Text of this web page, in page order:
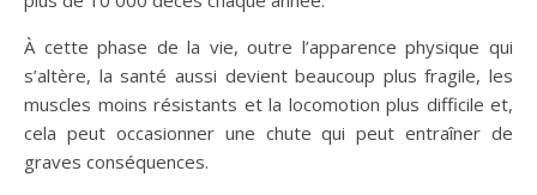
À cette phase de la vie, outre l’apparence physique qui
s’altère, la santé aussi devient beaucoup plus fragile, les
muscles moins résistants et la locomotion plus difficile et,
cela peut occasionner une chute qui peut entraîner de
graves conséquences.